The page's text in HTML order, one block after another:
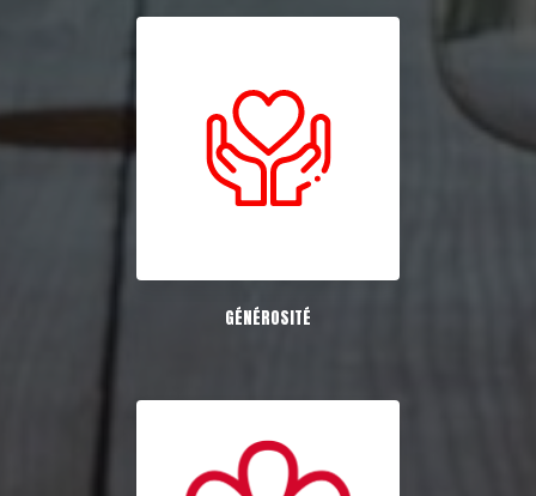
GÉNÉROSITÉ